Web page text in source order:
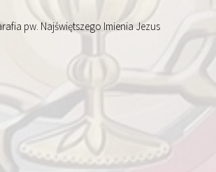
pw. Najświętszego Imienia Jezus